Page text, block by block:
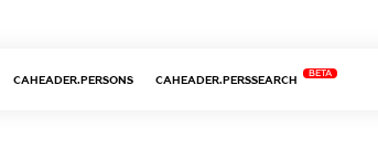
CAHEADER.PERSONS CAHEADER.PERSSEARCH
BETA